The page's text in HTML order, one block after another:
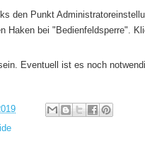
den Punkt
Haken bei "Bedienfeldsperre".
Eventuell ist es noch